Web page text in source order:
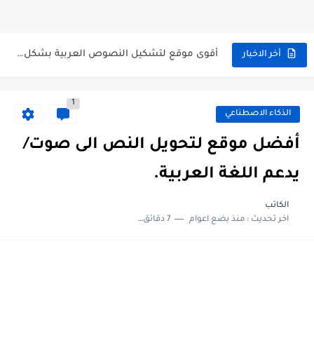
أخر الاخبار أقوى موقع لتشكيل النصوص العربية بشكل دقيق جداً
كيف تعرف أن حسابك على واتساب قد تم اختراقه؟... الذكاء الاصطناعي
1
أفضل موقع لتحويل النص الى صوت/
يدعم اللغة العربية.
الكاتب
اخر تحديث :منذ بضع اعوام 7 دقائق للقراءة